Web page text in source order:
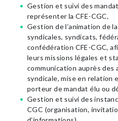
Gestion et suivi des
représenter la CFE-CGC,
Gestion de l’animation de
syndicales, syndicats,
confédération CFE-CGC,
leurs missions légales et
communication auprès des
syndicale, mise en relation
porteur de mandat élu ou
Gestion et suivi des
CGC (organisation,